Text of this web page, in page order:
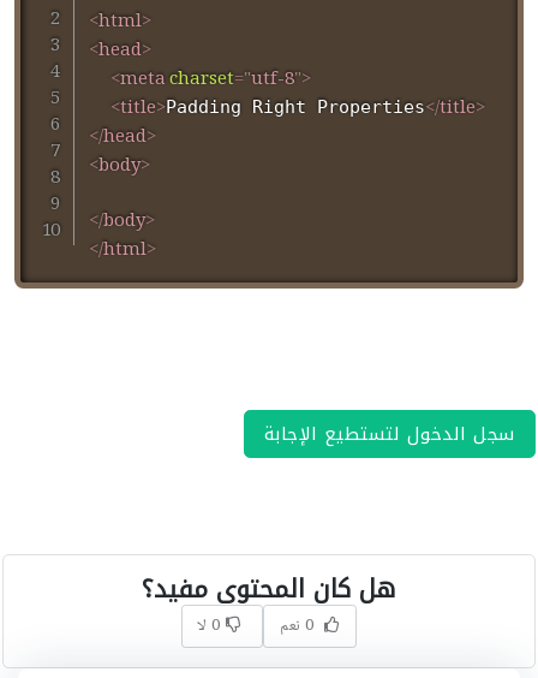
<html>
<head>
<metacharset="utf-8">
<title>Padding Right Properties</title>
</head>
<body>
</body>
</html>
سجل الدخول لتستطيع الإجابة
هل كان المحتوى مفيد؟
0 نعم 0 لا